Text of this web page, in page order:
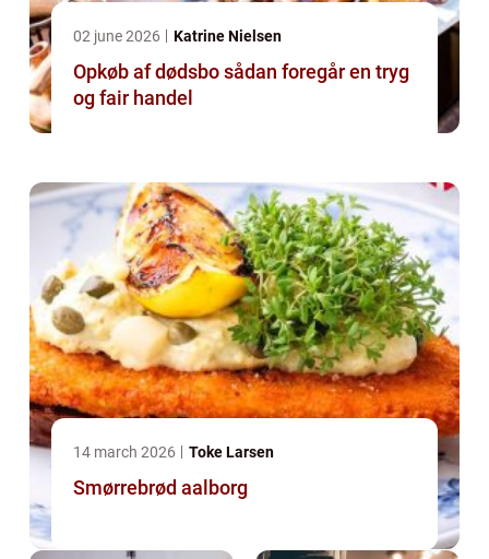
02 june 2026 Katrine Nielsen
Opkøb af dødsbo sådan foregår en tryg
og fair handel
14 march 2026 Toke Larsen
Smørrebrød aalborg